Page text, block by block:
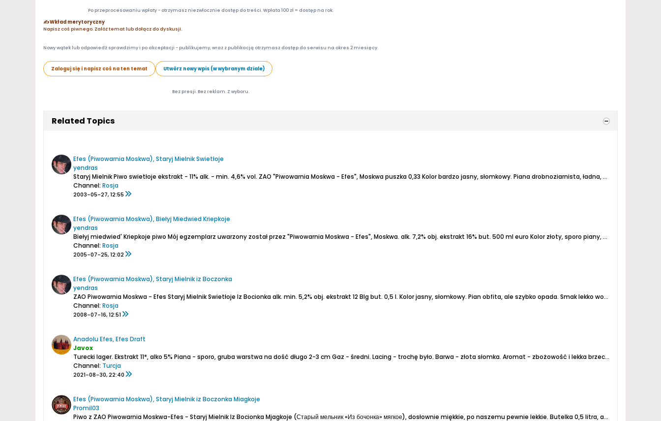
Po przeprocesowaniu wpłaty - otrzymasz niezwłocznie dostęp do treści. Wpłata 100 zł = dostęp na rok.
✍️ Wkład merytoryczny
Napisz coś piwnego. Załóż temat lub dołącz do dyskusji.
Nowy wątek lub odpowiedź sprawdzimy i po akceptacji - publikujemy, wraz z publikacją otrzymasz dostęp do serwisu na okres 2 miesięcy.
Zaloguj się i napisz coś na ten temat Utwórz nowy wpis (w wybranym dziale)
Bez presji. Bez reklam. Z wyboru.
Related Topics
Efes (Piwowarnia Moskwa), Staryj Mielnik Swietłoje
yendras
Staryj MielnikPiwo swietłoje ekstrakt - 11% alk. - min. 4,6% vol. ZAO "Piwowarnia Moskwa - Efes", Moskwapuszka 0,33 Kolor bardzo jasny, słomkowy. Piana drobnoziarnista, ładna, choć nie utrzymuje się zbyt długo. Gazu w sam raz. Lekkie,...
Channel: Rosja
2003-05-27, 12:55
Efes (Piwowarnia Moskwa), Biełyj Miedwied Kriepkoje
yendras
Biełyj miedwied'Kriepkoje piwo Mój egzemplarz uwarzony został przez "Piwowarnia Moskwa - Efes", Moskwa. alk. 7,2% obj. ekstrakt 16% but. 500 ml euro Kolor złoty, sporo piany, dobre nagazowanie. Smak dość słodki, esencjonalny, nie czuć...
Channel: Rosja
2005-07-25, 12:02
Efes (Piwowarnia Moskwa), Staryj Mielnik iz Boczonka
yendras
ZAO Piwowarnia Moskwa - Efes Staryj Mielnik Swietłoje Iz Bocionkaalk. min. 5,2% obj. ekstrakt 12 Blgbut. 0,5 l. Kolor jasny, słomkowy. Pian obfita, ale szybko opada. Smak lekko wodnisty, ale z wyraźną goryczką. Nic szczególnego.
Channel: Rosja
2008-07-16, 12:51
Anadolu Efes, Efes Draft
Javox
Turecki lager. Ekstrakt 11*, alko 5% Piana - sporo, gruba warstwa na dość długo 2-3 cmGaz - średni. Lacing - trochę było. Barwa - złota słomka. Aromat - zbożowość i lekka brzeczkowość.
Channel: Turcja
2021-08-30, 22:40
Efes (Piwowarnia Moskwa), Staryj Mielnik iz Boczonka Miagkoje
Promil03
Piwo z ZAO Piwowarnia Moskwa-Efes - Staryj Mielnik Iz Bocionka Mjagkoje (Старый мельник «Из бочонка» мягкое), dosłownie miękkie, po naszemu pewnie lekkie. Butelka 0,5 litra, alkohol: 4,2%, ekstrakt: 10%.